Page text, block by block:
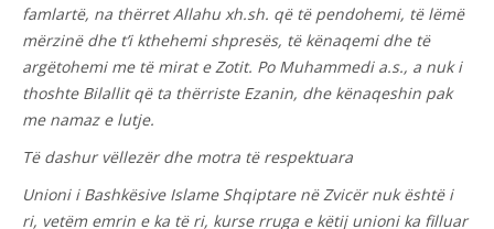
famlartë, na thërret Allahu xh.sh. që të pendohemi, të lëmë
mërzinë dhe t’i kthehemi shpresës, të kënaqemi dhe të
argëtohemi me të mirat e Zotit. Po Muhammedi a.s., a nuk i
thoshte Bilallit që ta thërriste Ezanin, dhe kënaqeshin pak
me namaz e lutje.
Të dashur vëllezër dhe motra të respektuara
Unioni i Bashkësive Islame Shqiptare në Zvicër nuk është i
ri, vetëm emrin e ka të ri, kurse rruga e këtij unioni ka filluar